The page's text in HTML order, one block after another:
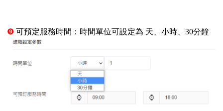
❾ 可預定服務時間：時間單位可設定為 天、小時、30分鐘